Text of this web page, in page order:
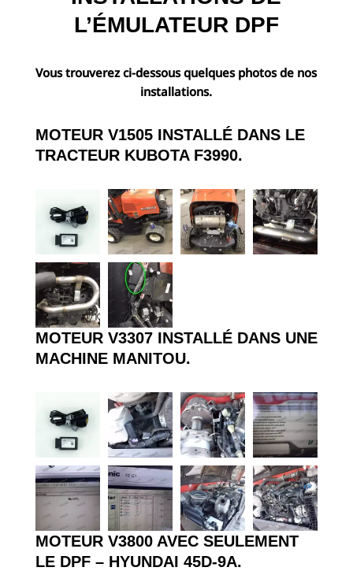
L’ÉMULATEUR DPF
Vous trouverez ci-dessous quelques photos de nos
installations.
MOTEUR V1505 INSTALLÉ DANS LE
TRACTEUR KUBOTA F3990.
MOTEUR V3307 INSTALLÉ DANS UNE
MACHINE MANITOU.
MOTEUR V3800 AVEC SEULEMENT
LE DPF – HYUNDAI 45D-9A.